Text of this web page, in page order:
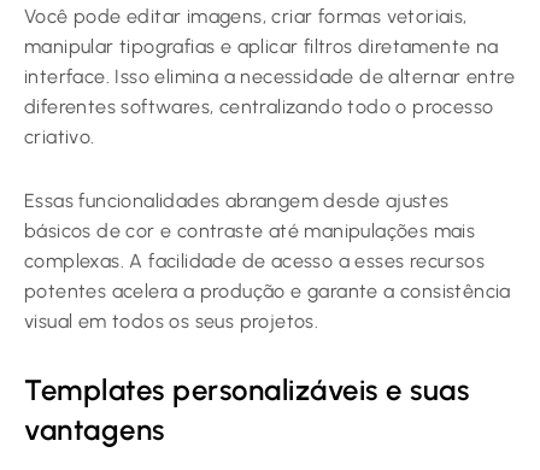
Você pode editar imagens, criar formas vetoriais,
manipular tipografias e aplicar filtros diretamente na
interface. Isso elimina a necessidade de alternar entre
diferentes softwares, centralizando todo o processo
criativo.
Essas funcionalidades abrangem desde ajustes
básicos de cor e contraste até manipulações mais
complexas. A facilidade de acesso a esses recursos
potentes acelera a produção e garante a consistência
visual em todos os seus projetos.
Templates personalizáveis e suas
vantagens